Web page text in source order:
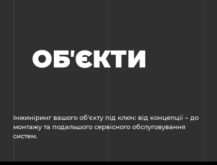
ОБʼЄКТИ
Інжиніринг вашого об'єкту під ключ: від концепції – до
монтажу та подальшого сервісного обслуговування
систем.